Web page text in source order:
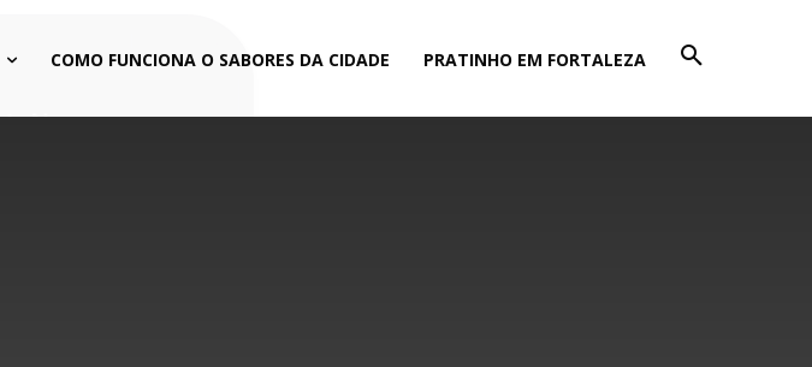
COMO FUNCIONA O SABORES DA CIDADE PRATINHO EM FORTALEZA